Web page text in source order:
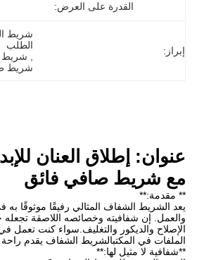
القدرة على العرض:
إبراز:
الطلب
شريط
شريط
عنوان: إطلاق العنان
مع شريط صافي فائق
** مقدمة:**
يعد الشريط الشفاف المثالي رفيقًا موثوقًا به
والعمل. إن شفافيته وخصائصه اللاصقة تجعله
الإصلاح والديكور والتغليف.سواء كنت تعمل
الملفات في المكتبالشريط الشفاف يقدم راحة
**شفافية لا مثيل لها:**